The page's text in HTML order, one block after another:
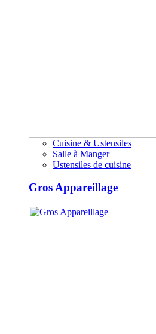
Cuisine & Ustensiles
Salle à Manger
Ustensiles de cuisine
Gros Appareillage